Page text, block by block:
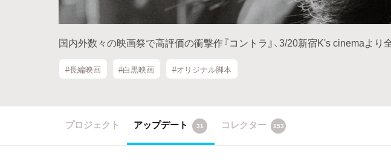
国内外数々の映画祭で高評価の衝撃作『コントラ』、3/20新宿K's cinemaより
#長編映画 #白黒映画 #オリジナル脚本
プロジェクト アップデート 31 コレクター 153